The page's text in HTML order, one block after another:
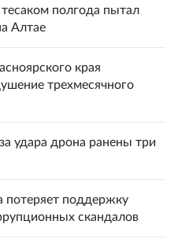
полгода пытал
Алтае
края
трехмесячного
удара дрона ранены три
потеряет поддержку
скандалов